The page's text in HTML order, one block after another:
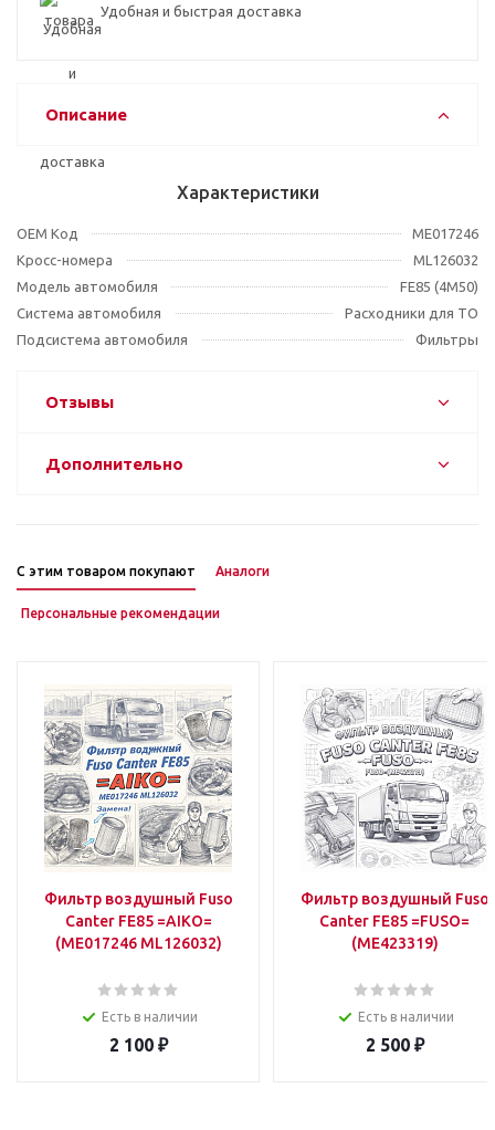
Удобная и быстрая доставка
Описание
Характеристики
OEM Код
ME017246
Кросс-номера
ML126032
Модель автомобиля
FE85 (4M50)
Система автомобиля
Расходники для ТО
Подсистема автомобиля
Фильтры
Отзывы
Дополнительно
С этим товаром покупают Аналоги
Персональные рекомендации
Фильтр воздушный Fuso
Canter FE85 =AIKO=
(ME017246 ML126032)
Есть в наличии
2 100₽
Фильтр воздушный Fuso
Canter FE85 =FUSO=
(ME423319)
Есть в наличии
2 500₽